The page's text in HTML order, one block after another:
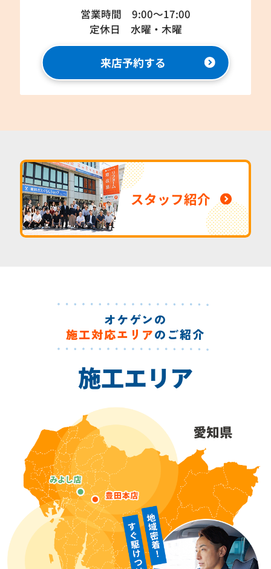
営業時間 9:00～17:00
定休日 水曜・木曜
来店予約する
スタッフ紹介
オケゲンの
施工対応エリアのご紹介
施工エリア